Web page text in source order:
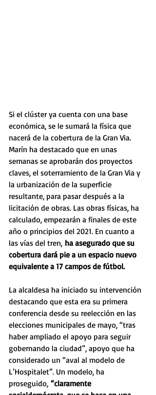
Si el clúster ya cuenta con una base
económica, se le sumará la física que
nacerá de la cobertura de la Gran Via.
Marín ha destacado que en unas
semanas se aprobarán dos proyectos
claves, el soterramiento de la Gran Via y
la urbanización de la superficie
resultante, para pasar después a la
licitación de obras. Las obras físicas, ha
calculado, empezarán a finales de este
año o principios del 2021. En cuanto a
las vías del tren, ha asegurado que su
cobertura dará pie a un espacio nuevo
equivalente a 17 campos de fútbol.
La alcaldesa ha iniciado su intervención
destacando que esta era su primera
conferencia desde su reelección en las
elecciones municipales de mayo, “tras
haber ampliado el apoyo para seguir
gobernando la ciudad”, apoyo que ha
considerado un “aval al modelo de
L’Hospitalet”. Un modelo, ha
proseguido, “claramente